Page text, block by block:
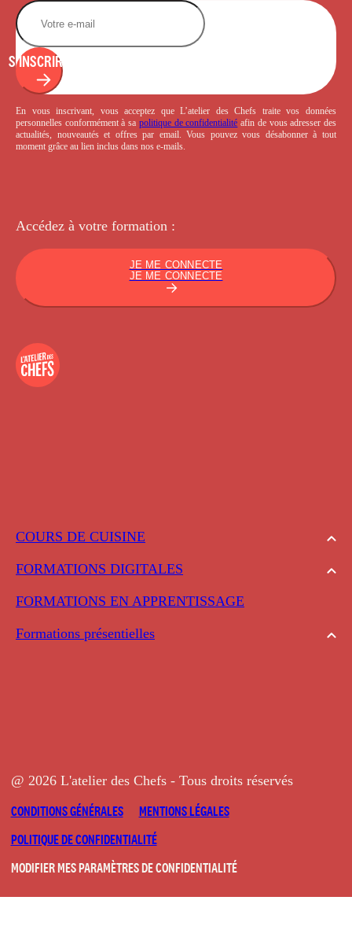
COURS DE CUISINE
FORMATIONS DIGITALES
FORMATIONS EN APPRENTISSAGE
Formations présentielles
S'INSCRIRE
En vous inscrivant, vous acceptez que L’atelier des Chefs traite vos données
personnelles conformément à sa politique de confidentialité afin de vous adresser des
actualités, nouveautés et offres par email. Vous pouvez vous désabonner à tout
moment grâce au lien inclus dans nos e-mails.
Accédez à votre formation :
JE ME CONNECTE
JE ME CONNECTE
@ 2026 L'atelier des Chefs - Tous droits réservés
CONDITIONS GÉNÉRALES
MENTIONS LÉGALES
POLITIQUE DE CONFIDENTIALITÉ
MODIFIER MES PARAMÈTRES DE CONFIDENTIALITÉ